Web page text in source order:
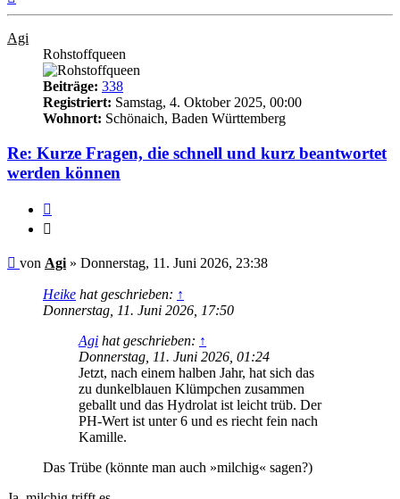
Agi
Rohstoffqueen
Beiträge: 338
Registriert: Samstag, 4. Oktober 2025, 00:00
Wohnort: Schönaich, Baden Württemberg
Re: Kurze Fragen, die schnell und kurz beantwortet
werden können
Ungelesener
von Agi » Donnerstag, 11. Juni 2026, 23:38
Heike hat geschrieben: ↑
Donnerstag, 11. Juni 2026, 17:50
Agi hat geschrieben: ↑
Donnerstag, 11. Juni 2026, 01:24
Jetzt, nach einem halben Jahr, hat sich das
zu dunkelblauen Klümpchen zusammen
geballt und das Hydrolat ist leicht trüb. Der
PH-Wert ist unter 6 und es riecht fein nach
Kamille.
Das Trübe (könnte man auch »milchig« sagen?)